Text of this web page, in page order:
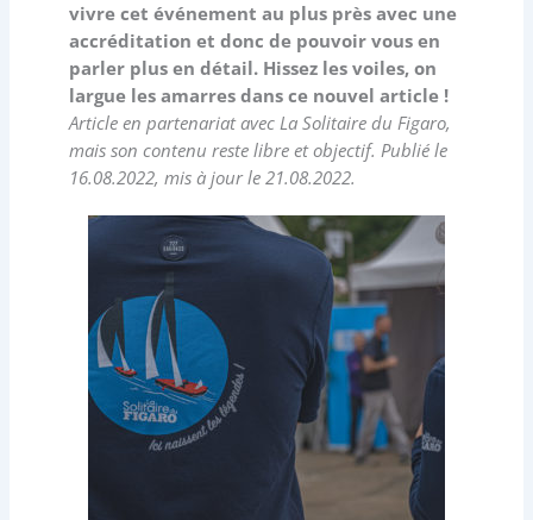
vivre cet événement au plus près avec une
accréditation et donc de pouvoir vous en
parler plus en détail. Hissez les voiles, on
largue les amarres dans ce nouvel article !
Article en partenariat avec La Solitaire du Figaro,
mais son contenu reste libre et objectif. Publié le
16.08.2022, mis à jour le 21.08.2022.